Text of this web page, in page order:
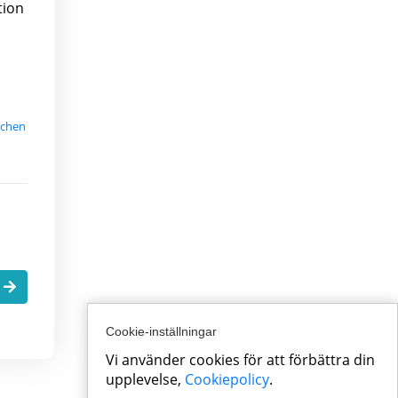
Cookie-inställningar
Vi använder cookies för att förbättra din
upplevelse, Cookiepolicy.